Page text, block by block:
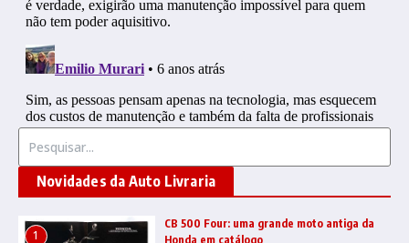
Novidades da Auto Livraria
1
CB 500 Four: uma grande moto antiga da
Honda em catálogo